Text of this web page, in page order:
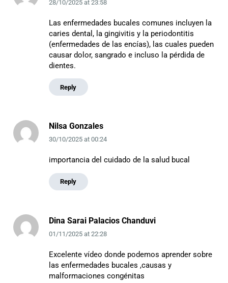
28/10/2025at 23:58
Las enfermedades bucales comunes incluyen la
caries dental, la gingivitis y la periodontitis
(enfermedades de las encías), las cuales pueden
causar dolor, sangrado e incluso la pérdida de
dientes.
Reply
Nilsa Gonzales
30/10/2025at 00:24
importancia del cuidado de la salud bucal
Reply
Dina Sarai Palacios Chanduvi
01/11/2025at 22:28
Excelente vídeo donde podemos aprender sobre
las enfermedades bucales ,causas y
malformaciones congénitas